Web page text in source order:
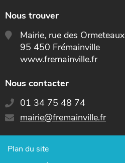
Nous trouver
Mairie, rue des Ormeteaux
95 450 Frémainville
www.fremainville.fr
Nous contacter
01 34 75 48 74
E-
mairie@fremainville.fr
Plan du site